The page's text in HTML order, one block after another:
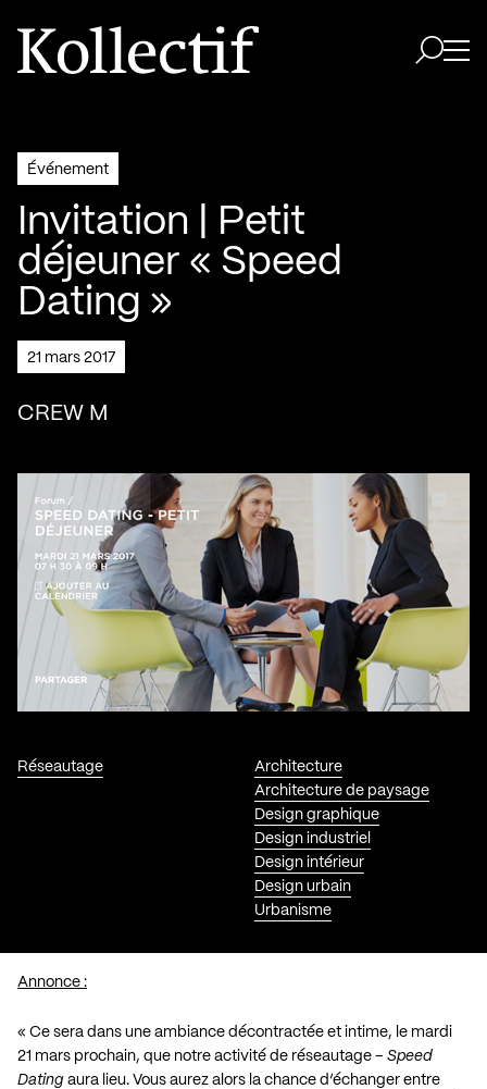
Aller à la page d'accueil
Logo Kollectif
Événement
Invitation | Petit
déjeuner « Speed
Dating »
21 mars 2017
CREW M
Réseautage
Architecture
Architecture de paysage
Design graphique
Design industriel
Design intérieur
Design urbain
Urbanisme
Annonce :
« Ce sera dans une ambiance décontractée et intime, le mardi
21 mars prochain, que notre activité de réseautage – Speed
Dating aura lieu. Vous aurez alors la chance d’échanger entre